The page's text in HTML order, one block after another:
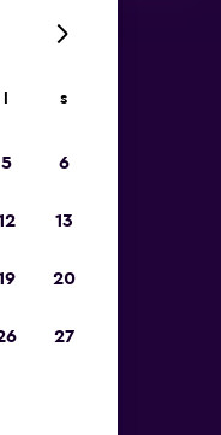
s
5 6
13
20
27